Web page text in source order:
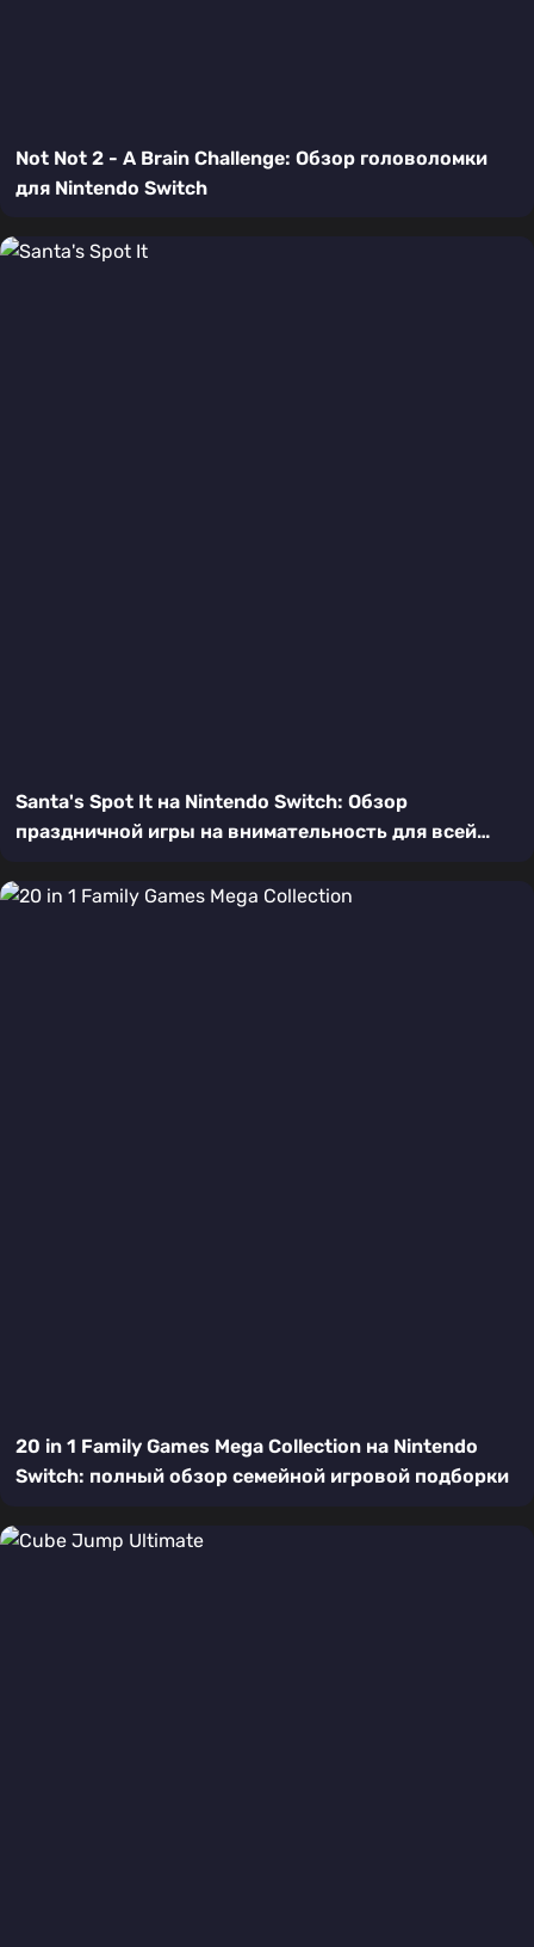
Not Not 2 - A Brain Challenge: Обзор головоломки
для Nintendo Switch
Santa's Spot It на Nintendo Switch: Обзор
праздничной игры на внимательность для всей
20 in 1 Family Games Mega Collection на Nintendo
Switch: полный обзор семейной игровой подборки